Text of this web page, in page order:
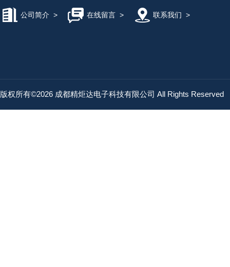
公司简介 > 在线留言> 联系我们 >
版权所有©2026 成都精炬达电子科技有限公司 All Rights Reserved